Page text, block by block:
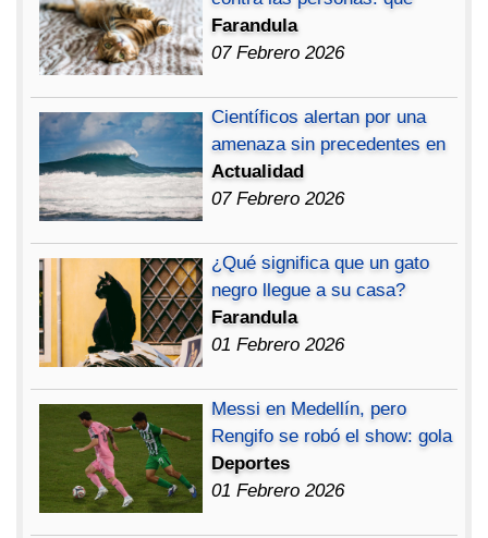
Farandula
07 Febrero 2026
Científicos alertan por una
amenaza sin precedentes en
Actualidad
07 Febrero 2026
¿Qué significa que un gato
negro llegue a su casa?
Farandula
01 Febrero 2026
Messi en Medellín, pero
Rengifo se robó el show: gola
Deportes
01 Febrero 2026